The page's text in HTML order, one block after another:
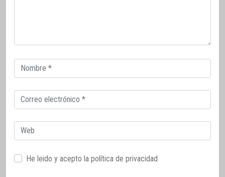
Correo
electrónico
Correo
electrónico
Web
He leido y acepto la política de privacidad